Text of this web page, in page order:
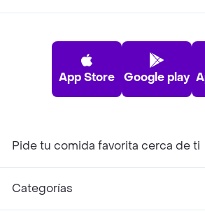
App Store Google play
Pide tu comida favorita cerca de ti
Categorías